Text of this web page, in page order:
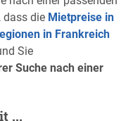
dass die Mietpreise in
in Frankreich
Sie
Suche nach einer
...